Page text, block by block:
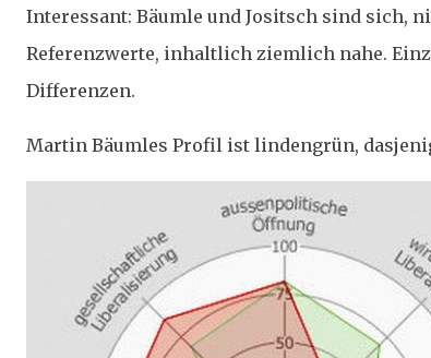
Interessant: Bäumle und Jositsch sind sich,
Referenzwerte, inhaltlich ziemlich nahe.
Differenzen.
Martin Bäumles Profil ist lindengrün,